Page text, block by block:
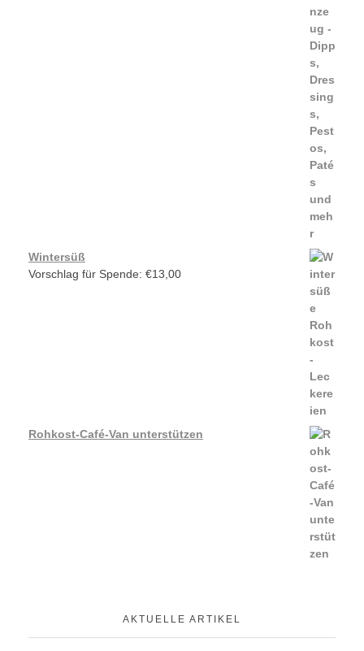
Wintersüß
Vorschlag für Spende: €13,00
Rohkost-Café-Van unterstützen
AKTUELLE ARTIKEL